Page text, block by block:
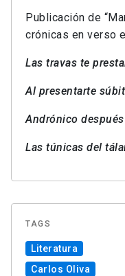
Publicación de
crónicas en verso
Las travas te
Al presentarte
Andrónico
Las túnicas del
TAGS
Literatura
Carlos Oliva